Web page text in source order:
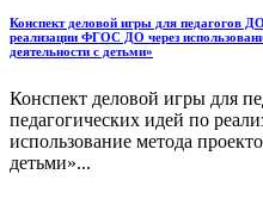
Конспект деловой игры для педагогов
реализации ФГОС ДО через
деятельности с детьми»
Конспект деловой игры для
педагогических идей по
использование метода
детьми»...